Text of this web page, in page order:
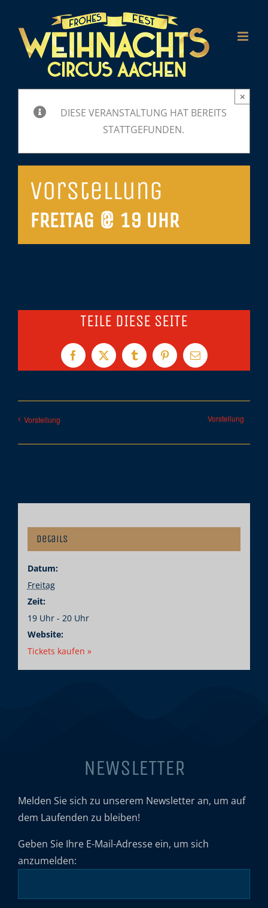
Inhalt
springen
DIESE VERANSTALTUNG HAT BEREITS
STATTGEFUNDEN.
×
Vorstellung
FREITAG @ 19 UHR
TEILE DIESE SEITE
Facebook
X TumblrPinterest
E-
Mail
Vorstellung Vorstellung
Details
Datum:
Freitag
Zeit:
19 Uhr - 20 Uhr
Website:
Tickets kaufen »
NEWSLETTER
Melden Sie sich zu unserem Newsletter an, um auf
dem Laufenden zu bleiben!
Geben Sie Ihre E-Mail-Adresse ein, um sich
anzumelden: